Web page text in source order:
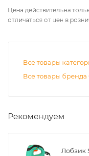
Цена действительна
отличаться от цен в
Все товары
Все товары
Рекомендуем
Лобзик